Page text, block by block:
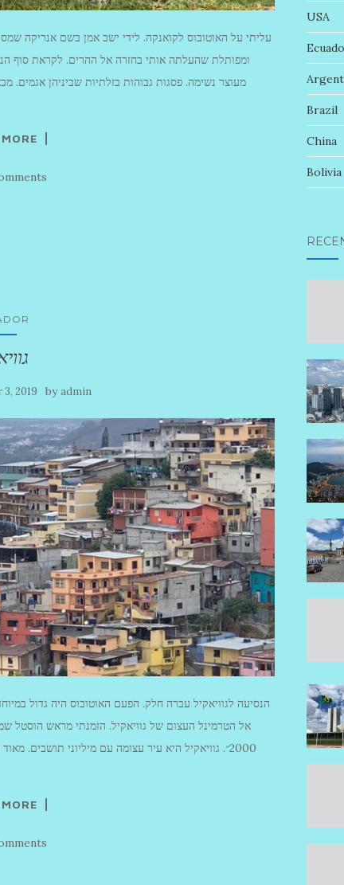
עליתי על האוטובוס לקואנקה. לידי ישב אמן בשם אנריקה
ומפותלת שהעלתה אותי בחזרה אל ההרים. לקראת סוף
מעוצר נשימה. פסגות גבוהות בזלתיות שביניהן
2019 byadmin
הנסיעה לגוויאקיל עברה חלק. הפעם האוטובוס היה גדול
אל הטרמינל העצום של גוויאקיל. הזמנתי מראש הוסטל
2000״. גוויאקיל היא עיר עצומה עם מיליוני תושבים.
USA
Brazil
China
Bolivia